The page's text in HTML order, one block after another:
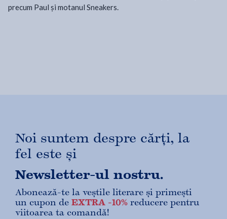
precum Paul și motanul Sneakers.
Noi suntem despre cărți, la
fel este și
Newsletter-ul nostru.
Abonează-te la veștile literare și primești
un cupon de EXTRA -10% reducere pentru
viitoarea ta comandă!